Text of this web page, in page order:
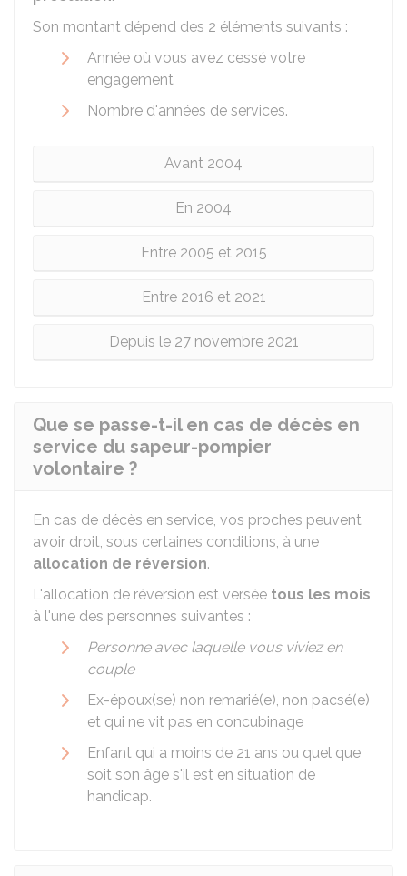
Son montant dépend des 2 éléments suivants :
Année où vous avez cessé votre
engagement
Nombre d'années de services.
Avant 2004
En 2004
Entre 2005 et 2015
Entre 2016 et 2021
Depuis le 27 novembre 2021
Que se passe-t-il en cas de décès en
service du sapeur-pompier
volontaire ?
En cas de décès en service, vos proches peuvent
avoir droit, sous certaines conditions, à une
allocation de réversion.
L'allocation de réversion est versée tous les mois
à l'une des personnes suivantes :
Personne avec laquelle vous viviez en
couple
Ex-époux(se) non remarié(e), non pacsé(e)
et qui ne vit pas en concubinage
Enfant qui a moins de 21 ans ou quel que
soit son âge s'il est en situation de
handicap.